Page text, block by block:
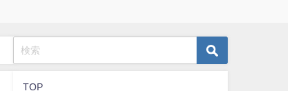
TOP